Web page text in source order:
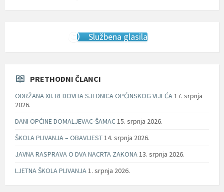
Službena glasila
PRETHODNI ČLANCI
ODRŽANA XII. REDOVITA SJEDNICA OPĆINSKOG VIJEĆA17. srpnja
2026.
DANI OPĆINE DOMALJEVAC-ŠAMAC15. srpnja 2026.
ŠKOLA PLIVANJA – OBAVIJEST14. srpnja 2026.
JAVNA RASPRAVA O DVA NACRTA ZAKONA13. srpnja 2026.
LJETNA ŠKOLA PLIVANJA1. srpnja 2026.